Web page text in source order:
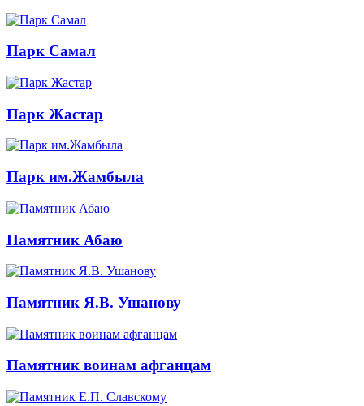
Парк Самал
Парк Жастар
Парк им.Жамбыла
Памятник Абаю
Памятник Я.В. Ушанову
Памятник воинам афганцам